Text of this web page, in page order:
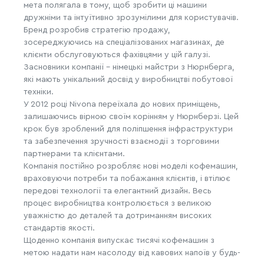
мета полягала в тому, щоб зробити ці машини
дружніми та інтуїтивно зрозумілими для користувачів.
Бренд розробив стратегію продажу,
зосереджуючись на спеціалізованих магазинах, де
клієнти обслуговуються фахівцями у цій галузі.
Засновники компанії - німецькі майстри з Нюрнберга,
які мають унікальний досвід у виробництві побутової
техніки.
У 2012 році Nivona переїхала до нових приміщень,
залишаючись вірною своїм корінням у Нюрнберзі. Цей
крок був зроблений для поліпшення інфраструктури
та забезпечення зручності взаємодії з торговими
партнерами та клієнтами.
Компанія постійно розробляє нові моделі кофемашин,
враховуючи потреби та побажання клієнтів, і втілює
передові технології та елегантний дизайн. Весь
процес виробництва контролюється з великою
уважністю до деталей та дотриманням високих
стандартів якості.
Щоденно компанія випускає тисячі кофемашин з
метою надати нам насолоду від кавових напоїв у будь-